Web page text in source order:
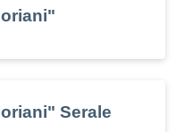
Serale